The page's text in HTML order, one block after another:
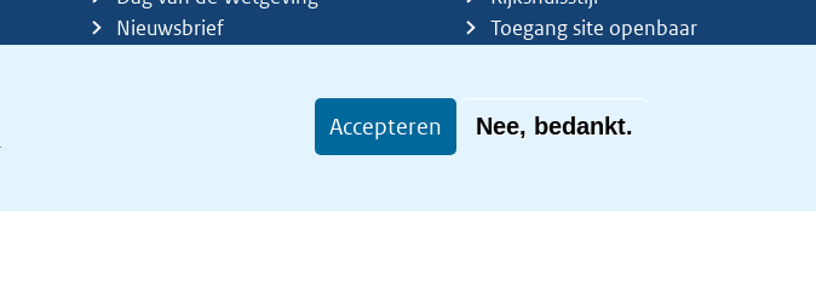
Accepteren Nee, bedankt.
Nieuwsbrief
Toegang site openbaar